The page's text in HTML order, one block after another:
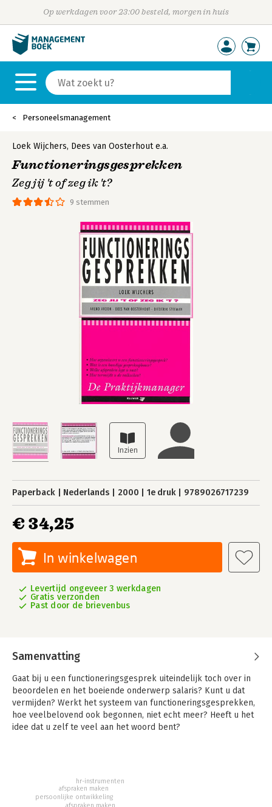
Op werkdagen voor 23:00 besteld, morgen in huis
Personeelsmanagement
9 stemmen
Loek Wijchers, Dees van Oosterhout e.a.
Functioneringsgesprekken
Zeg jij 't of zeg ik 't?
Paperback Nederlands 2000 1e druk 9789026717239
€ 34,25
In winkelwagen
Levertijd ongeveer 3 werkdagen
Gratis verzonden
Past door de brievenbus
Samenvatting
Gaat bij u een functioneringsgesprek uiteindelijk toch over in
beoordelen en het boeiende onderwerp salaris? Kunt u dat
vermijden? Werkt het systeem van functioneringsgesprekken,
hoe veelbelovend ook begonnen, niet echt meer? Heeft u het
idee dat u zelf te veel aan het woord bent?
vermijden. Want uiteindelijk is een goed gevoerd
functioneringsgesprek een zeer effectief hulpmiddel om uw
persoonlijke ontwikkeling
afspraken maken
hr-instrumenten